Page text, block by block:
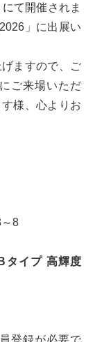
て開催されま
」に出展い
ますので、ご
ご来場いただ
様、⼼よりお
8
タイプ 高輝度
登録が必要で